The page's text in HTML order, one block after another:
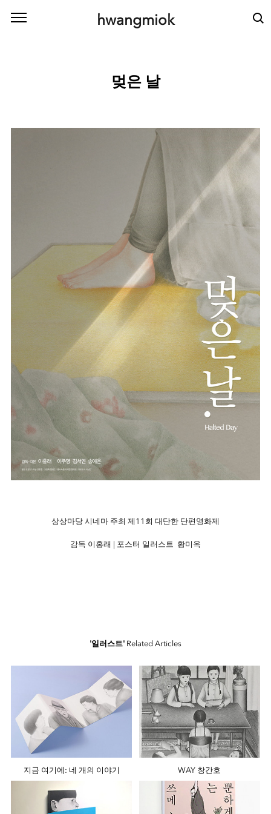
hwangmiok
멎은 날
상상마당 시네마 주최 제11회 대단한 단편영화제
감독 이홍래 | 포스터 일러스트 황미옥
'일러스트' Related Articles
지금 여기에: 네 개의 이야기 WAY 창간호